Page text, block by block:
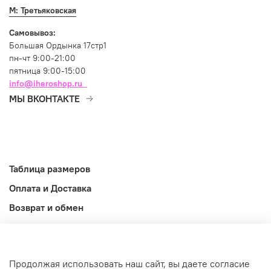
М: Третьяковская
Самовывоз:
Большая Ордынка 17стр1
пн-чт 9:00-21:00
пятница 9:00-15:00
info@iheroshop.ru
МЫ ВКОНТАКТЕ
Таблица размеров
Оплата и Доставка
Возврат и обмен
Продолжая использовать наш сайт, вы даете согласие